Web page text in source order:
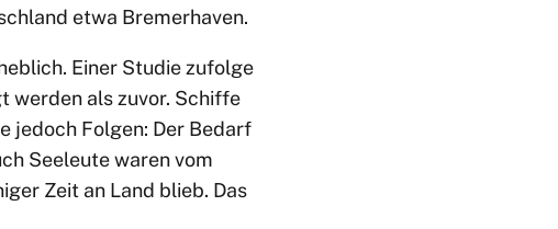
etwa Bremerhaven.
Einer Studie zufolge
werden als zuvor. Schiffe
jedoch Folgen: Der Bedarf
Seeleute waren vom
Zeit an Land blieb. Das